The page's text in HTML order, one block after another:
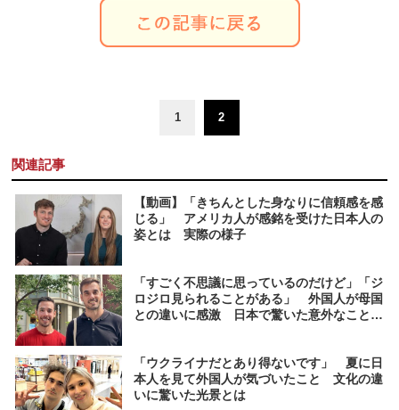
1 2
関連記事
【動画】「きちんとした身なりに信頼感を感
じる」 アメリカ人が感銘を受けた日本人の
姿とは 実際の様子
「すごく不思議に思っているのだけど」「ジ
ロジロ見られることがある」 外国人が母国
との違いに感激 日本で驚いた意外なことと
「ウクライナだとあり得ないです」 夏に日
本人を見て外国人が気づいたこと 文化の違
いに驚いた光景とは